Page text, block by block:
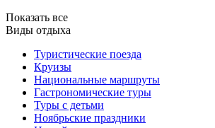
Показать все
Виды отдыха
Туристические поезда
Круизы
Национальные маршруты
Гастрономические туры
Туры с детьми
Ноябрьские праздники